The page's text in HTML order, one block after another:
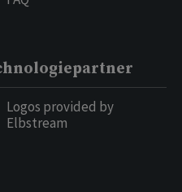
Logos provided by
Elbstream